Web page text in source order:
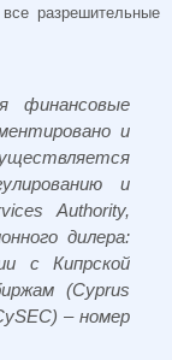
разрешительные
финансовые
и
и
Authority,
дилера:
с Кипрской
(Cyprus
– номер